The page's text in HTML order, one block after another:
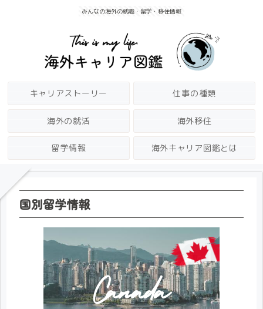
みんなの海外の就職・留学・移住情報
キャリアストーリー 仕事の種類
海外の就活 海外移住
留学情報 海外キャリア図鑑とは
国別留学情報